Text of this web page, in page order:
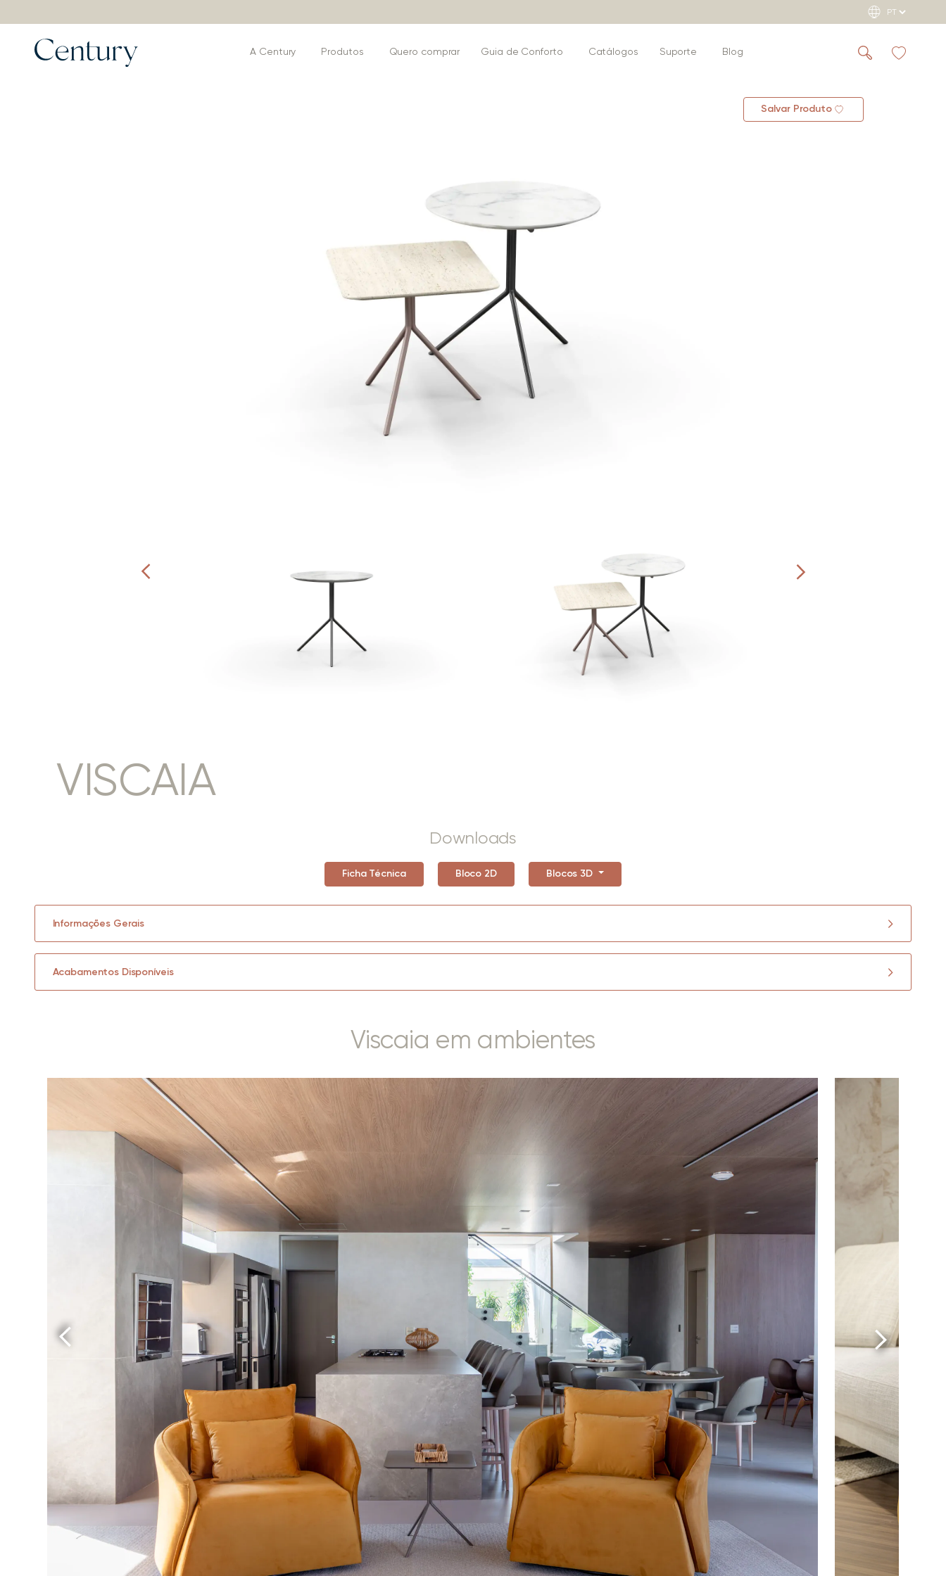
A Century Produtos Quero comprar Guia de Conforto Catálogos Suporte Blog
Salvar Produto
VISCAIA
Downloads
Ficha Técnica Bloco 2D Blocos 3D
Informações Gerais
Acabamentos Disponíveis
Viscaia em ambientes